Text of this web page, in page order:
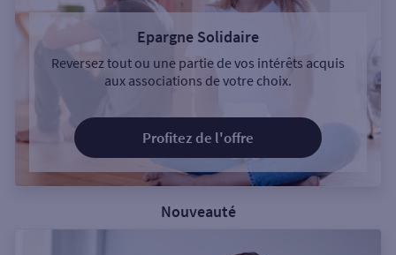
Epargne Solidaire
Reversez tout ou une partie de vos intérêts acquis
aux associations de votre choix.
Profitez de l'offre
Nouveauté